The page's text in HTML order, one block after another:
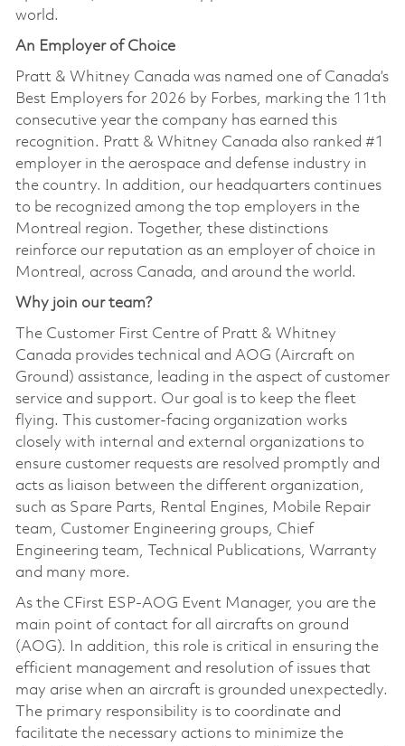
world.
An Employer of Choice
Pratt & Whitney Canada was named one of Canada’s
Best Employers for 2026 by Forbes, marking the 11th
consecutive year the company has earned this
recognition. Pratt & Whitney Canada also ranked #1
employer in the aerospace and defense industry in
the country. In addition, our headquarters continues
to be recognized among the top employers in the
Montreal region. Together, these distinctions
reinforce our reputation as an employer of choice in
Montreal, across Canada, and around the world.
Why join our team?
The Customer First Centre of Pratt & Whitney
Canada provides technical and AOG (Aircraft on
Ground) assistance, leading in the aspect of customer
service and support. Our goal is to keep the fleet
flying. This customer-facing organization works
closely with internal and external organizations to
ensure customer requests are resolved promptly and
acts as liaison between the different organization,
such as Spare Parts, Rental Engines, Mobile Repair
team, Customer Engineering groups, Chief
Engineering team, Technical Publications, Warranty
and many more.
As the CFirst ESP-AOG Event Manager, you are the
main point of contact for all aircrafts on ground
(AOG). In addition, this role is critical in ensuring the
efficient management and resolution of issues that
may arise when an aircraft is grounded unexpectedly.
The primary responsibility is to coordinate and
facilitate the necessary actions to minimize the